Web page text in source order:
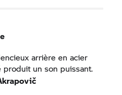
arrière en acier
un son puissant.